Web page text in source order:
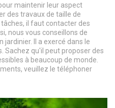
maintenir leur aspect
des travaux de taille de
il faut contacter des
nous vous conseillons de
jardinier. Il a exercé dans le
Sachez qu'il peut proposer des
à beaucoup de monde.
veuillez le téléphoner